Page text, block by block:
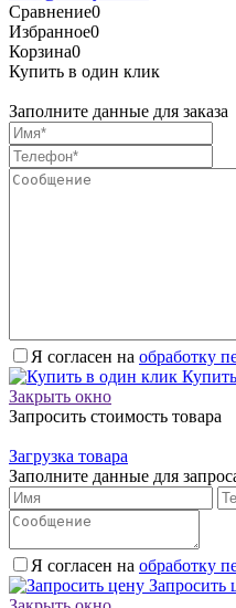
Сравнение0
Избранное0
Корзина0
Купить в один клик
Заполните данные для заказа
Я согласен на обработку
Закрыть окно
Запросить стоимость товара
Загрузка товара
Заполните данные для
Я согласен на обработку
Запросить